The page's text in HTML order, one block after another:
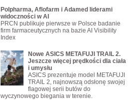
Polpharma, Aflofarm i Adamed liderami
widoczności w AI
PRCN publikuje pierwsze w Polsce badanie
firm farmaceutycznych na bazie AI Visibility
Index
Nowe ASICS METAFUJI TRAIL 2.
Jeszcze więcej prędkości dla ciała
i umysłu
ASICS prezentuje model METAFUJI
TRAIL 2, najnowszą odsłonę swojej
flagowej serii butów do
wyczynowego biegania w terenie.